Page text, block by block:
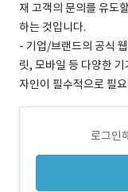
재 고객의 문의를 유도
하는 것입니다.
- 기업/브랜드의 공식
릿, 모바일 등 다양한
자인이 필수적으로 필
로그인